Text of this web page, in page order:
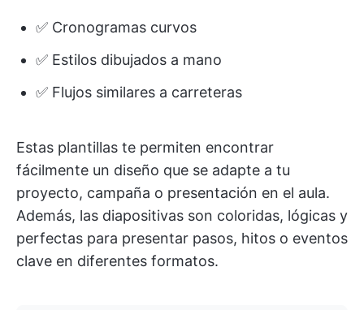
✅ Cronogramas curvos
✅ Estilos dibujados a mano
✅ Flujos similares a carreteras
Estas plantillas te permiten encontrar
fácilmente un diseño que se adapte a tu
proyecto, campaña o presentación en el aula.
Además, las diapositivas son coloridas, lógicas y
perfectas para presentar pasos, hitos o eventos
clave en diferentes formatos.